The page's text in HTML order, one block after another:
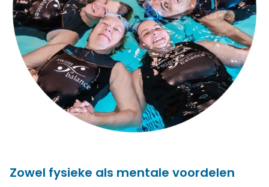
Zowel fysieke als mentale voordelen